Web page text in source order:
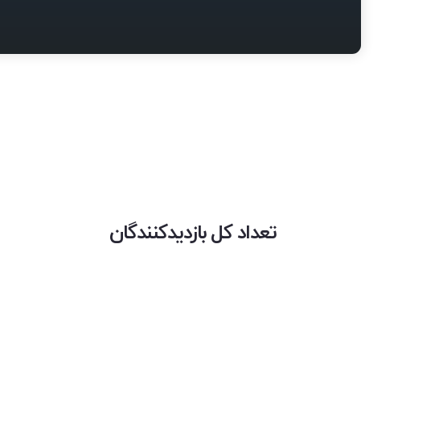
تعداد کل بازدیدکنندگان